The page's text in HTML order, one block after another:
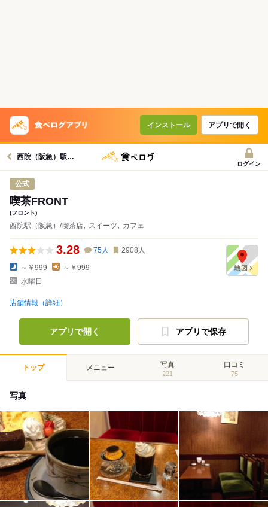
インストール アプリで開く
西院（阪急）駅グルメへ
ログイン
公式
喫茶FRONT
(フロント)
西院駅（阪急）/喫茶店､ スイーツ､ カフェ
3.28 75人 2908 人
～￥999
～￥999
水曜日
店舗情報（詳細）
アプリで開く アプリで保存
トップ メニュー 写真
221
口コミ
75
写真